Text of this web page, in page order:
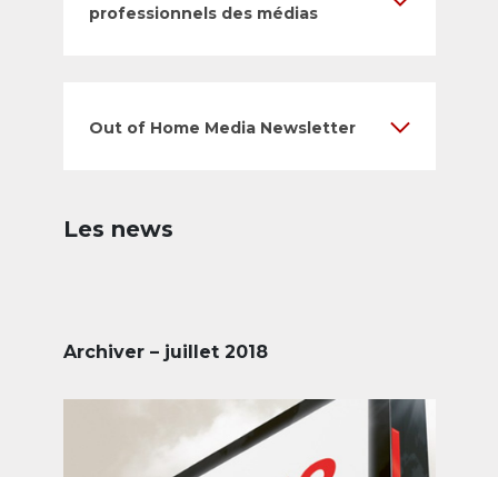
professionnels des médias
Out of Home Media Newsletter
Les news
Archiver – juillet 2018